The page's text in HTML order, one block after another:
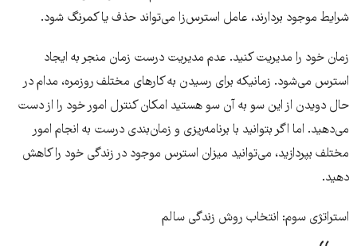
شرایط موجود بردارند، عامل استرس‌زا می‌تواند حذف یا کمرنگ شود.
زمان خود را مدیریت کنید. عدم مدیریت درست زمان منجر به ایجاد
استرس می‌شود. زمانیکه برای رسیدن به کارهای مختلف روزمره، مدام در
حال دویدن از این سو به آن سو هستید امکان کنترل امور خود را از دست
می‌دهید. اما اگر بتوانید با برنامه‌ریزی و زمان‌بندی درست به انجام امور
مختلف بپردازید، می‌توانید میزان استرس موجود در زندگی خود را کاهش
دهید.
استراتژی سوم: انتخاب روش زندگی سالم